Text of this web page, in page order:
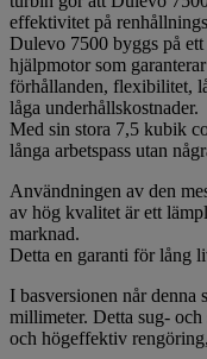
effektivitet på
Dulevo 7500 byggs på
hjälpmotor som
förhållanden, flexibilitet,
låga underhållskostnader.
Med sin stora 7,5 kubik
långa arbetspass utan
Användningen av den
av hög kvalitet är ett
marknad.
Detta en garanti för lång
I basversionen når denna
millimeter. Detta sug-
och högeffektiv